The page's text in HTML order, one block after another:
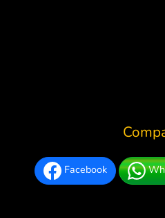
Facebook